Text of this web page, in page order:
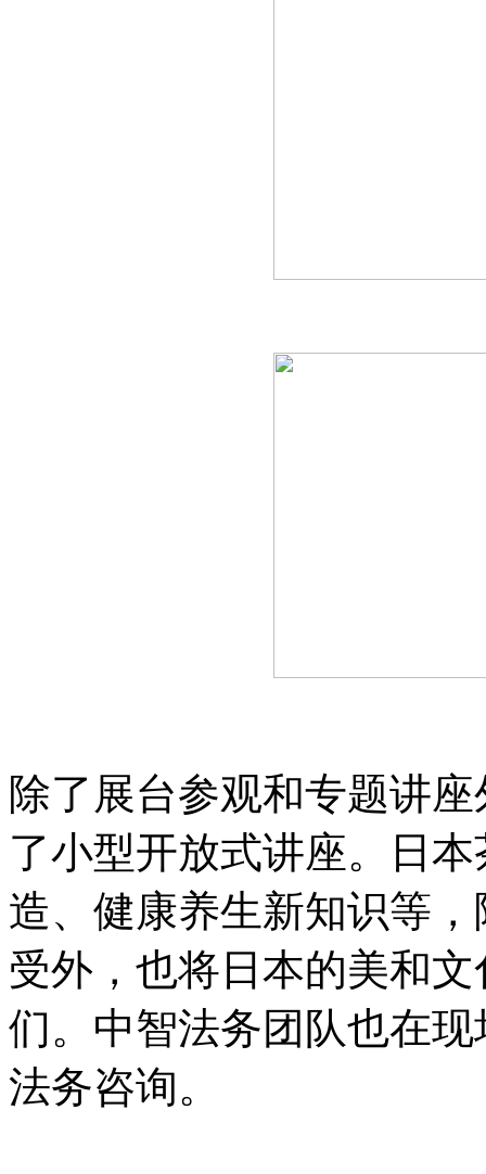
除了展台参观和专题讲
了小型开放式讲座。日
造、健康养生新知识等
受外，也将日本的美和
们。中智法务团队也在
法务咨询。